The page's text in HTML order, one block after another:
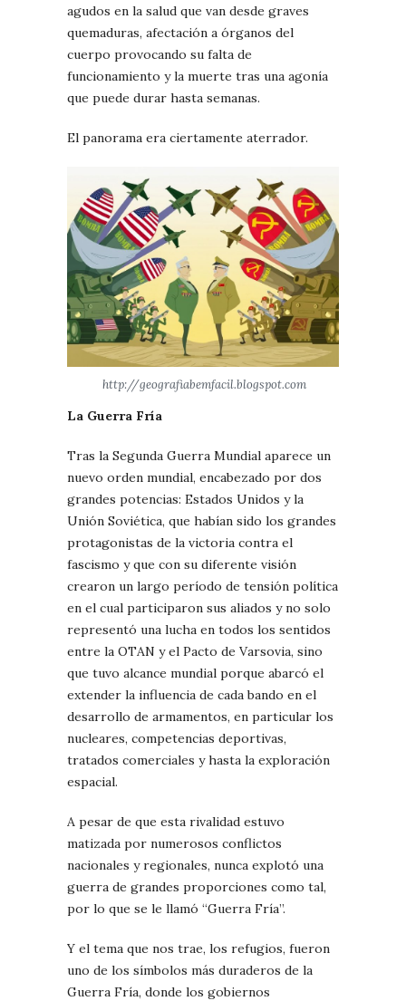
agudos en la salud que van desde graves
quemaduras, afectación a órganos del
cuerpo provocando su falta de
funcionamiento y la muerte tras una agonía
que puede durar hasta semanas.
El panorama era ciertamente aterrador.
http://geografiabemfacil.blogspot.com
La Guerra Fría
Tras la Segunda Guerra Mundial aparece un
nuevo orden mundial, encabezado por dos
grandes potencias: Estados Unidos y la
Unión Soviética, que habían sido los grandes
protagonistas de la victoria contra el
fascismo y que con su diferente visión
crearon un largo período de tensión política
en el cual participaron sus aliados y no solo
representó una lucha en todos los sentidos
entre la OTAN y el Pacto de Varsovia, sino
que tuvo alcance mundial porque abarcó el
extender la influencia de cada bando en el
desarrollo de armamentos, en particular los
nucleares, competencias deportivas,
tratados comerciales y hasta la exploración
espacial.
A pesar de que esta rivalidad estuvo
matizada por numerosos conflictos
nacionales y regionales, nunca explotó una
guerra de grandes proporciones como tal,
por lo que se le llamó “Guerra Fría”.
Y el tema que nos trae, los refugios, fueron
uno de los símbolos más duraderos de la
Guerra Fría, donde los gobiernos